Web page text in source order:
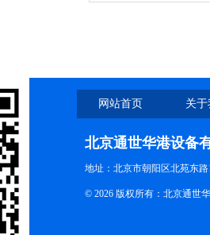
网站首页 关
北京通世华港设备
地址：北京市朝阳区北苑东路
© 2026 版权所有：北京通世